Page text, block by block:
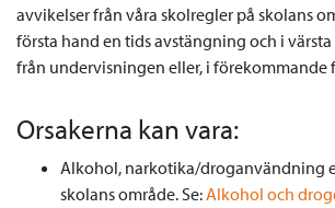
avvikelser från våra skolregler på skolans
första hand en tids avstängning och i
från undervisningen eller, i förekommande
Orsakerna kan vara:
Alkohol, narkotika/droganvändning
skolans område. Se:Alkohol och